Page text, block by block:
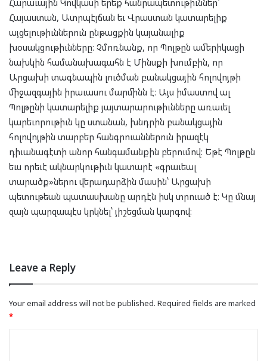
Հայաստան, Ատրպէյճան եւ Վրաստան կատարելիք
այցելութիւններուն ընթացքին կայանալիք
խօսակցութիւնները։ Չմոռնանք, որ Պոլթըն ամերիկացի
նախկին համանախագահն է Մինսքի խումբին, որ
Արցախի տագնապին լուծման բանակցային հոլովոյթի
միջազգային իրաւասու մարմինն է։ Այս իմաստով ալ
Պոլթընի կատարելիք յայտարարութիւնները առաւել
կարեւորութիւն կը ստանան, խնդրին բանակցային
հոլովոյթին տարբեր հանգրուաններուն իրազէկ
դիւանագէտի անոր հանգամանքին բերումով։ Եթէ Պոլթըն
եւս որեւէ ակնարկութիւն կատարէ «գրաւեալ
տարածք»ներու վերադարձին մասին՝ Արցախի
պետութեան պատասխանը արդէն իսկ տրուած է։ Կը մնայ
զայն պարզապէս կրկնել՝ յիշեցման կարգով։
Leave a Reply
Your email address will not be published. Required fields are marked
*